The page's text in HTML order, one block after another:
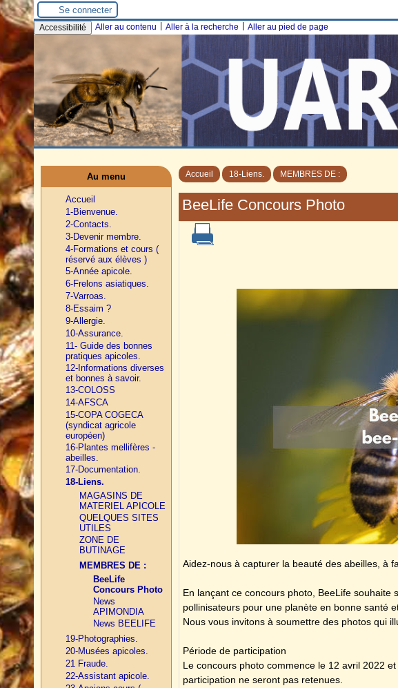
Se connecter
Accessibilité Aller au contenu Aller à la recherche Aller au pied de page
Accueil 18-Liens. MEMBRES DE :
BeeLife Concours Photo
Aidez-nous à capturer la beauté des abeilles, à
En lançant ce concours photo, BeeLife
pollinisateurs pour une planète en bonne santé
Nous vous invitons à soumettre des photos qui
Période de participation
Le concours photo commence le 12 avril 2022
participation ne seront pas retenues.
Au menu
Accueil
1-Bienvenue.
2-Contacts.
3-Devenir membre.
4-Formations et cours (
réservé aux élèves )
5-Année apicole.
6-Frelons asiatiques.
7-Varroas.
8-Essaim ?
9-Allergie.
10-Assurance.
11- Guide des bonnes
pratiques apicoles.
12-Informations diverses
et bonnes à savoir.
13-COLOSS
14-AFSCA
15-COPA COGECA
(syndicat agricole
européen)
16-Plantes mellifères -
abeilles.
17-Documentation.
18-Liens.
MAGASINS DE
MATERIEL APICOLE
QUELQUES SITES
UTILES
ZONE DE
BUTINAGE
MEMBRES DE :
BeeLife
Concours Photo
News
APIMONDIA
News BEELIFE
19-Photographies.
20-Musées apicoles.
21 Fraude.
22-Assistant apicole.